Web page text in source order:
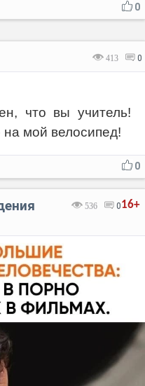
0
413 0
что вы учитель!
на мой велосипед!
0
16+
536 0